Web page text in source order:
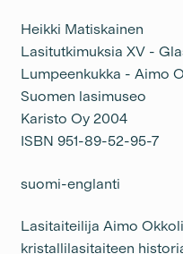
Heikki Matiskainen
Lasitutkimuksia XV -
Lumpeenkukka - Aimo
Suomen lasimuseo
Karisto Oy 2004
ISBN 951-89-52-95-7
suomi-englanti
Lasitaiteilija Aimo
kristallilasitaiteen